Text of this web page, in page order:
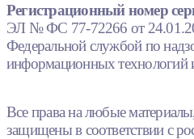
Регистрационный номер
ЭЛ № ФС 77-72266 от
Федеральной службой по
информационных технологий
Все права на любые
защищены в соответствии с